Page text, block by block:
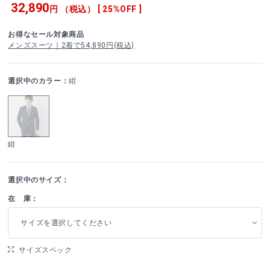
32,890 円 （税込） [ 25%OFF ]
お得なセール対象商品
メンズスーツ｜2着で54,890円(税込)
選択中のカラー：紺
紺
選択中のサイズ：
在 庫：
サイズを選択してください
サイズスペック